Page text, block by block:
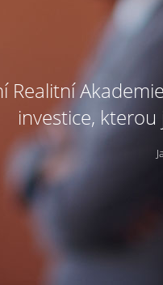
Realitní
investice,